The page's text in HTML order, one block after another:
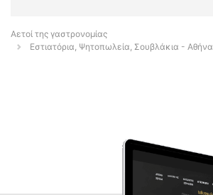
Αετοί της γαστρονομίας
Εστιατόρια, Ψητοπωλεία, Σουβλάκια - Αθήνα